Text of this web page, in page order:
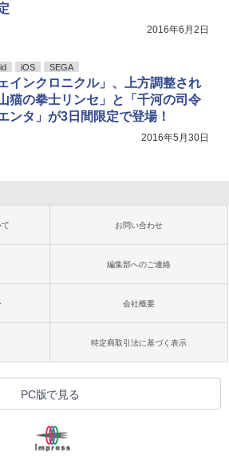
2016年6月2日
iOS SEGA
ェインクロニクル」、上方調整され
猫の拳士リンセ」と「千河の司令
ンタ」が3日間限定で登場！
2016年5月30日
お問い合わせ
編集部へのご連絡
会社概要
特定商取引法に基づく表示
PC版で見る